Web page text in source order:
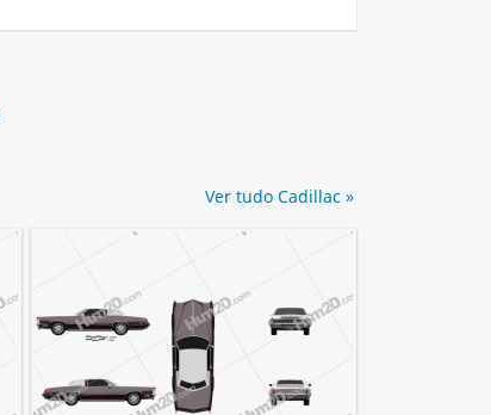
Ver tudo Cadillac »